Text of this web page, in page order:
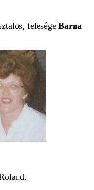
felesége Barna